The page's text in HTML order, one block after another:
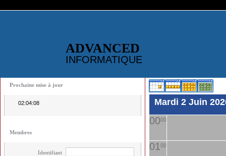
ADVANCED
INFORMATIQUE
Prochaine mise à jour
02:04:08
Membres
Identifiant
Mardi 2 Juin
0000
0100